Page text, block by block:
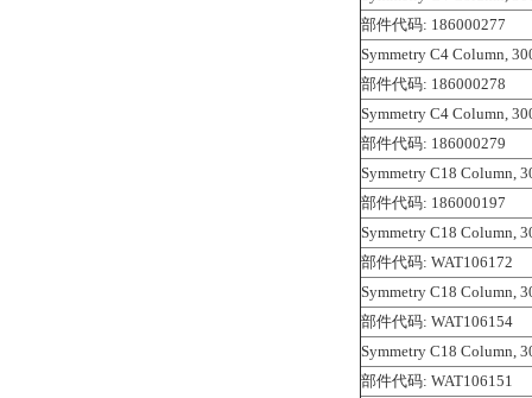
部件代码: 186000277
Symmetry C4 Column,
部件代码: 186000278
Symmetry C4 Column,
部件代码: 186000279
Symmetry C18 Column,
部件代码: 186000197
Symmetry C18 Column,
部件代码: WAT106172
Symmetry C18 Column,
部件代码: WAT106154
Symmetry C18 Column,
部件代码: WAT106151